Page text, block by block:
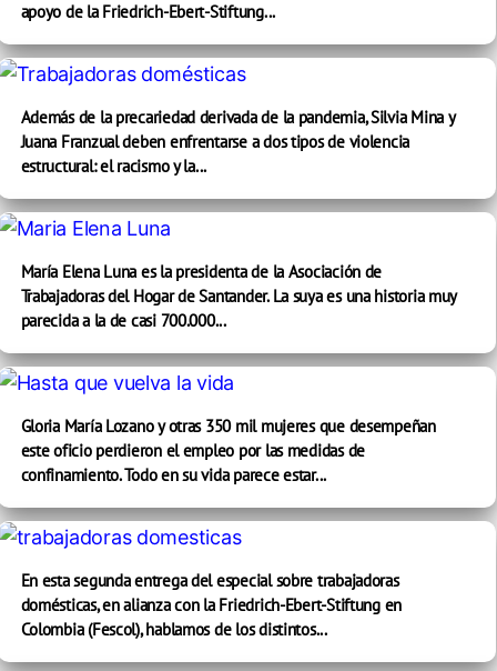
apoyo de la Friedrich-Ebert-Stiftung...
Además de la precariedad derivada de la pandemia, Silvia Mina y
Juana Franzual deben enfrentarse a dos tipos de violencia
estructural: el racismo y la...
María Elena Luna es la presidenta de la Asociación de
Trabajadoras del Hogar de Santander. La suya es una historia muy
parecida a la de casi 700.000...
Gloria María Lozano y otras 350 mil mujeres que desempeñan
este oficio perdieron el empleo por las medidas de
confinamiento. Todo en su vida parece estar...
En esta segunda entrega del especial sobre trabajadoras
domésticas, en alianza con la Friedrich-Ebert-Stiftung en
Colombia (Fescol), hablamos de los distintos...